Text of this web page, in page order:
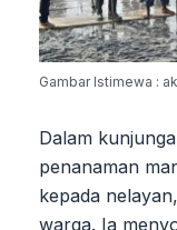
Gambar Istimewa :
Dalam
penanaman
kepada
warga. Ia